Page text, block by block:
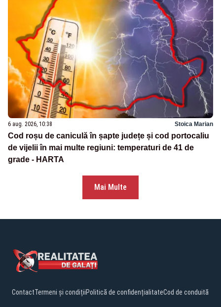
6 aug. 2026, 10:38 Stoica Marian
Cod roșu de caniculă în șapte județe și cod portocaliu
de vijelii în mai multe regiuni: temperaturi de 41 de
grade - HARTA
Mai Multe
ContactTermeni și condițiiPolitică de confidențialitateCod de conduită